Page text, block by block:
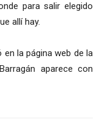
para salir elegido
allí hay.
en la página web de la
aparece con